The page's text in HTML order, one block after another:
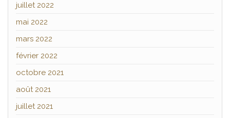
juillet 2022
mai 2022
mars 2022
février 2022
octobre 2021
août 2021
juillet 2021